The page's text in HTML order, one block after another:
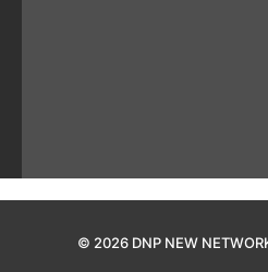
© 2026 DNP NEW